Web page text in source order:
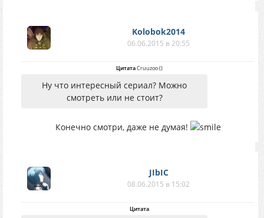
Kolobok2014
06.06.2015 в 20:55
ЦитатаCruuzoo()
Ну что интересный сериал? Можно
смотреть или не стоит?
Конечно смотри, даже не думая!
JIbIC
08.06.2015 в 15:02
Цитата